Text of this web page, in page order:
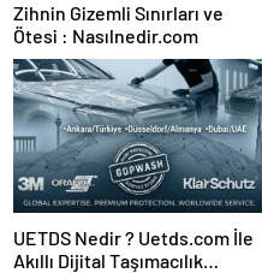
Zihnin Gizemli Sınırları ve
Ötesi : Nasılnedir.com
UETDS Nedir ? Uetds.com İle
Akıllı Dijital Taşımacılık